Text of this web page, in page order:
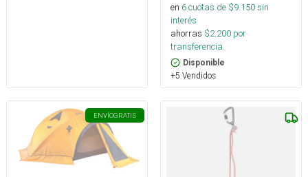
en 6cuotas de $9.150sin
interés
ahorras $2.200 por
transferencia.
Disponible
+5 Vendidos
ENVÍOGRATIS